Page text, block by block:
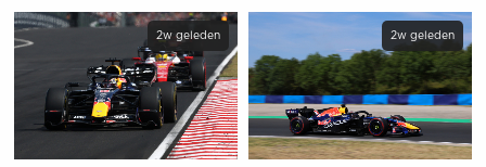
2w geleden 2w geleden